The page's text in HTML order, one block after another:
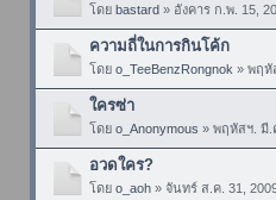
โดย bastard» อังคาร ก.พ. 15,
ความถี่ในการกินโค้ก
โดย o_TeeBenzRongnok » พฤหั
ใครซ่า
โดย o_Anonymous » พฤหัสฯ. มี.
อวดใคร?
โดย o_aoh» จันทร์ ส.ค. 31,